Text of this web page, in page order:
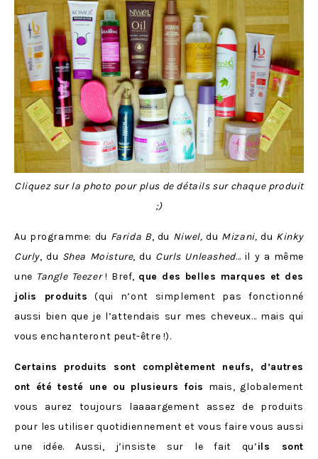
Cliquez sur la photo pour plus de détails sur chaque produit
;)
Au programme: du Farida B, du Niwel, du Mizani, du Kinky
Curly, du Shea Moisture, du Curls Unleashed… il y a même
une Tangle Teezer! Bref, que des belles marques et des
jolis produits (qui n’ont simplement pas fonctionné
aussi bien que je l’attendais sur mes cheveux… mais qui
vous enchanteront peut-être !).
Certains produits sont complètement neufs, d’autres
ont été testé une ou plusieurs fois mais, globalement
vous aurez toujours laaaargement assez de produits
pour les utiliser quotidiennement et vous faire vous aussi
une idée. Aussi, j’insiste sur le fait qu’ils sont